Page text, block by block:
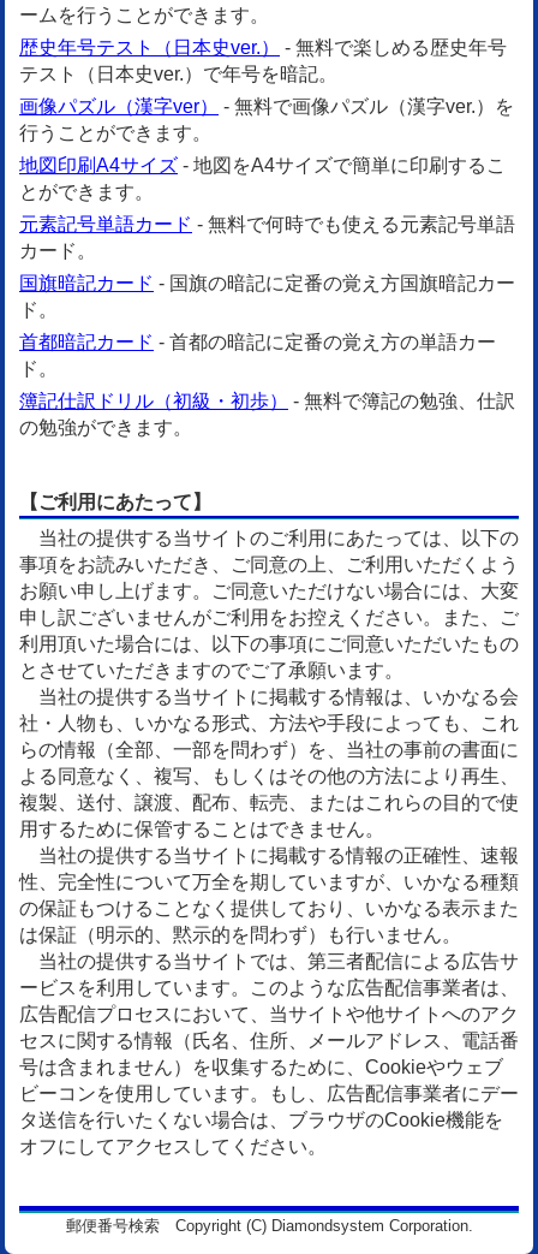
ームを行うことができます。
歴史年号テスト（日本史ver.）
- 無料で楽しめる歴史年号
テスト（日本史ver.）で年号を暗記。
画像パズル（漢字ver）
- 無料で画像パズル（漢字ver.）を
行うことができます。
地図印刷A4サイズ - 地図をA4サイズで簡単に印刷するこ
とができます。
元素記号単語カード - 無料で何時でも使える元素記号単語
カード。
国旗暗記カード - 国旗の暗記に定番の覚え方国旗暗記カー
ド。
首都暗記カード - 首都の暗記に定番の覚え方の単語カー
ド。
簿記仕訳ドリル（初級・初歩）
- 無料で簿記の勉強、仕訳
の勉強ができます。
【ご利用にあたって】
当社の提供する当サイトのご利用にあたっては、以下の
事項をお読みいただき、ご同意の上、ご利用いただくよう
お願い申し上げます。ご同意いただけない場合には、大変
申し訳ございませんがご利用をお控えください。また、ご
利用頂いた場合には、以下の事項にご同意いただいたもの
とさせていただきますのでご了承願います。
当社の提供する当サイトに掲載する情報は、いかなる会
社・人物も、いかなる形式、方法や手段によっても、これ
らの情報（全部、一部を問わず）を、当社の事前の書面に
よる同意なく、複写、もしくはその他の方法により再生、
複製、送付、譲渡、配布、転売、またはこれらの目的で使
用するために保管することはできません。
当社の提供する当サイトに掲載する情報の正確性、速報
性、完全性について万全を期していますが、いかなる種類
の保証もつけることなく提供しており、いかなる表示また
は保証（明示的、黙示的を問わず）も行いません。
当社の提供する当サイトでは、第三者配信による広告サ
ービスを利用しています。このような広告配信事業者は、
広告配信プロセスにおいて、当サイトや他サイトへのアク
セスに関する情報（氏名、住所、メールアドレス、電話番
号は含まれません）を収集するために、Cookieやウェブ
ビーコンを使用しています。もし、広告配信事業者にデー
タ送信を行いたくない場合は、ブラウザのCookie機能を
オフにしてアクセスしてください。
郵便番号検索 Copyright (C) Diamondsystem Corporation.